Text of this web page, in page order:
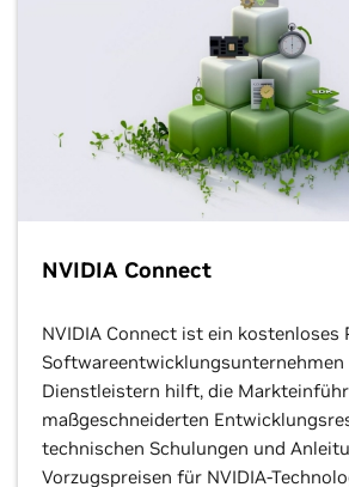
NVIDIA Connect
NVIDIA Connect ist ein kostenloses
Softwareentwicklungsunternehmen
Dienstleistern hilft, die
maßgeschneiderten
technischen Schulungen und
Vorzugspreisen für NVIDIA-